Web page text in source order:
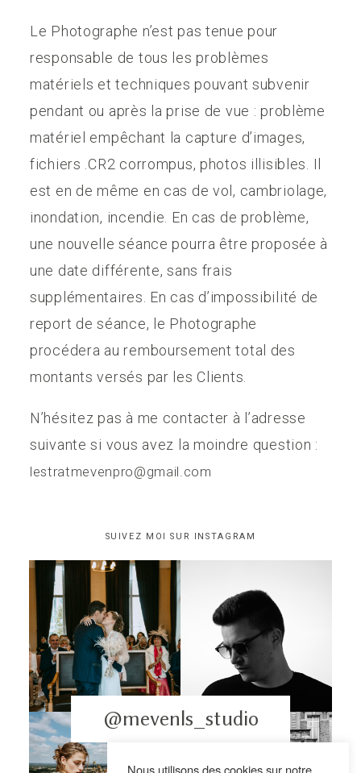
Le Photographe n’est pas tenue pour
responsable de tous les problèmes
matériels et techniques pouvant subvenir
pendant ou après la prise de vue : problème
matériel empêchant la capture d’images,
fichiers .CR2 corrompus, photos illisibles. Il
est en de même en cas de vol, cambriolage,
inondation, incendie. En cas de problème,
une nouvelle séance pourra être proposée à
une date différente, sans frais
supplémentaires. En cas d’impossibilité de
report de séance, le Photographe
procédera au remboursement total des
montants versés par les Clients.
N’hésitez pas à me contacter à l’adresse
suivante si vous avez la moindre question :
lestratmevenpro@gmail.com
SUIVEZ MOI SUR INSTAGRAM
@mevenls_studio
Nous utilisons des cookies sur notre